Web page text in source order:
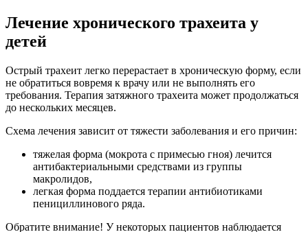
Лечение хронического трахеита у
детей
Острый трахеит легко перерастает в хроническую форму, если
не обратиться вовремя к врачу или не выполнять его
требования. Терапия затяжного трахеита может продолжаться
до нескольких месяцев.
Схема лечения зависит от тяжести заболевания и его причин:
тяжелая форма (мокрота с примесью гноя) лечится
антибактериальными средствами из группы
макролидов,
легкая форма поддается терапии антибиотиками
пенициллинового ряда.
Обратите внимание! У некоторых пациентов наблюдается